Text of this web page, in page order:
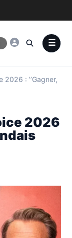
: ’’Gagner,
2026